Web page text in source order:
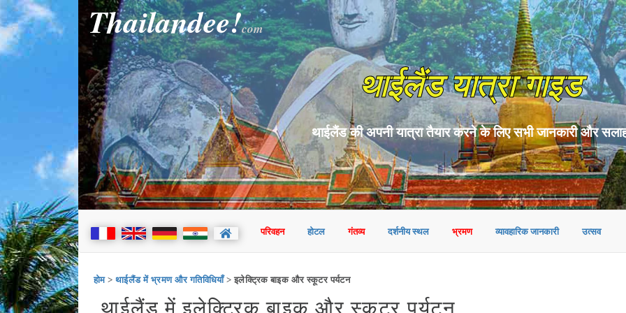
Thailandee!com
थाईलैंड यात्रा गाइड
थाईलैंड की अपनी यात्रा तैयार करने के लिए सभी जानकारी और
परिवहन होटल गंतव्य दर्शनीय स्थल भ्रमण व्यावहारिक जानकारी उत्सव
होम>थाईलैंड में भ्रमण और गतिविधियाँ> इलेक्ट्रिक बाइक और स्कूटर पर्यटन
थाईलैंड में इलेक्ट्रिक बाइक और स्कूटर पर्यटन